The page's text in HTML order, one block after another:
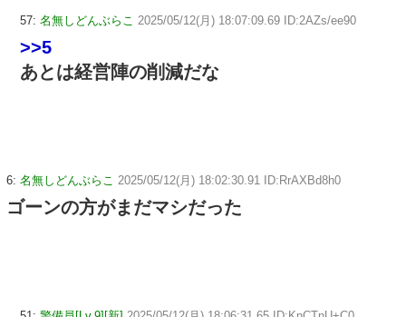
57: 名無しどんぶらこ 2025/05/12(月) 18:07:09.69 ID:2AZs/ee90
>>5
あとは経営陣の削減だな
6: 名無しどんぶらこ 2025/05/12(月) 18:02:30.91 ID:RrAXBd8h0
ゴーンの方がまだマシだった